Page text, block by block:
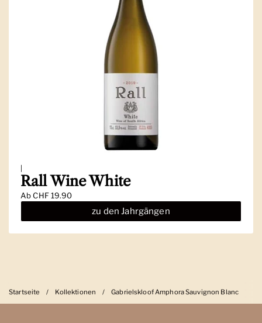
Rall Wine White
AbCHF 19.90
zu den Jahrgängen
Startseite / Kollektionen / Gabrielskloof Amphora Sauvignon Blanc